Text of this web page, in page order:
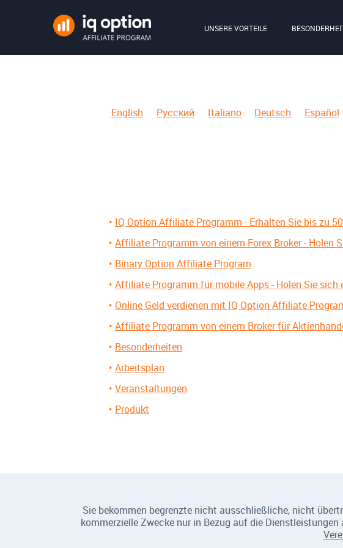
UNSERE VORTEILE
English Русский Italiano Deutsch Español
IQ Option Affiliate Programm - Erhalten Sie bis zu
Affiliate Programm von einem Forex Broker - Holen
Binary Option Affiliate Program
Affiliate Programm für mobile Apps - Holen Sie
Online Geld verdienen mit IQ Option Affiliate
Affiliate Programm von einem Broker für
Besonderheiten
Arbeitsplan
Veranstaltungen
Produkt
Sie bekommen begrenzte nicht ausschließliche, nicht
kommerzielle Zwecke nur in Bezug auf die